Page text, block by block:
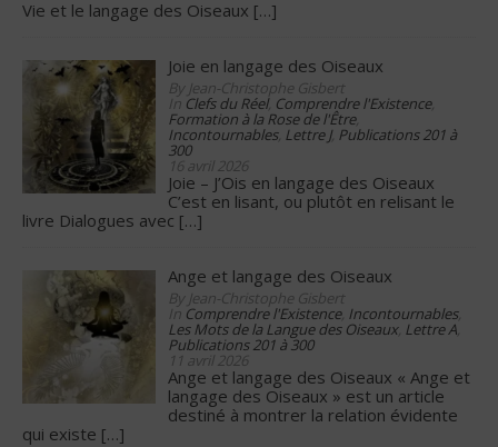
Vie et le langage des Oiseaux […]
Joie en langage des Oiseaux
By Jean-Christophe Gisbert
In Clefs du Réel, Comprendre l'Existence,
Formation à la Rose de l'Être,
Incontournables, Lettre J, Publications 201 à
300
16 avril 2026
Joie – J’Ois en langage des Oiseaux
C’est en lisant, ou plutôt en relisant le
livre Dialogues avec […]
Ange et langage des Oiseaux
By Jean-Christophe Gisbert
In Comprendre l'Existence, Incontournables,
Les Mots de la Langue des Oiseaux, Lettre A,
Publications 201 à 300
11 avril 2026
Ange et langage des Oiseaux « Ange et
langage des Oiseaux » est un article
destiné à montrer la relation évidente
qui existe […]